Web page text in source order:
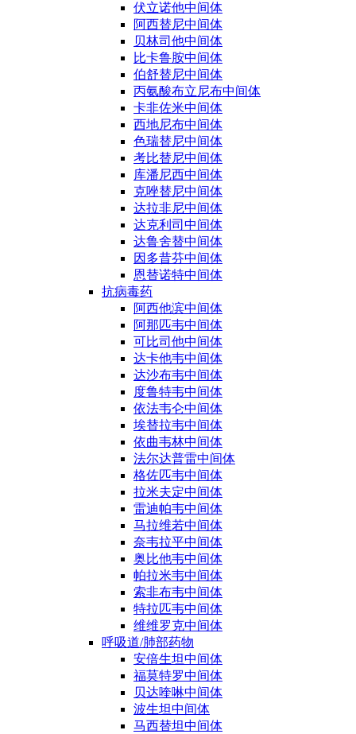
伏立诺他中间体
阿西替尼中间体
贝林司他中间体
比卡鲁胺中间体
伯舒替尼中间体
丙氨酸布立尼布中间体
卡非佐米中间体
西地尼布中间体
色瑞替尼中间体
考比替尼中间体
库潘尼西中间体
克唑替尼中间体
达拉非尼中间体
达克利司中间体
达鲁舍替中间体
因多昔芬中间体
恩替诺特中间体
抗病毒药
阿西他滨中间体
阿那匹韦中间体
可比司他中间体
达卡他韦中间体
达沙布韦中间体
度鲁特韦中间体
依法韦仑中间体
埃替拉韦中间体
依曲韦林中间体
法尔达普雷中间体
格佐匹韦中间体
拉米夫定中间体
雷迪帕韦中间体
马拉维若中间体
奈韦拉平中间体
奥比他韦中间体
帕拉米韦中间体
索非布韦中间体
特拉匹韦中间体
维维罗克中间体
呼吸道/肺部药物
安倍生坦中间体
福莫特罗中间体
贝达喹啉中间体
波生坦中间体
马西替坦中间体